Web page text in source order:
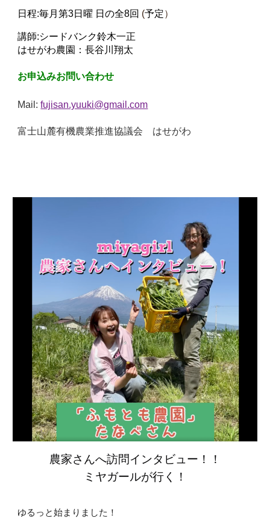
日程:毎月第3日曜 日の全8回 (予定）
講師:シードバンク鈴木一正
はせがわ農園：長谷川翔太
お申込みお問い合わせ
Mail:fujisan.yuuki@gmail.com
富士山麓有機農業推進協議会 はせがわ
農家さんへ訪問インタビュー！！
ミヤガールが行く！
ゆるっと始まりました！